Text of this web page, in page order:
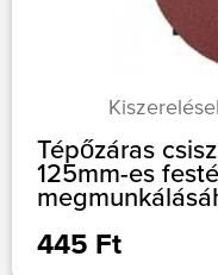
Tépőzáras
125mm-es
445 Ft